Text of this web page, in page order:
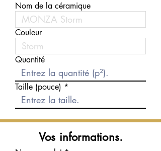
Nom de la céramique
Couleur
Quantité
Taille (pouce)
Vos informations.